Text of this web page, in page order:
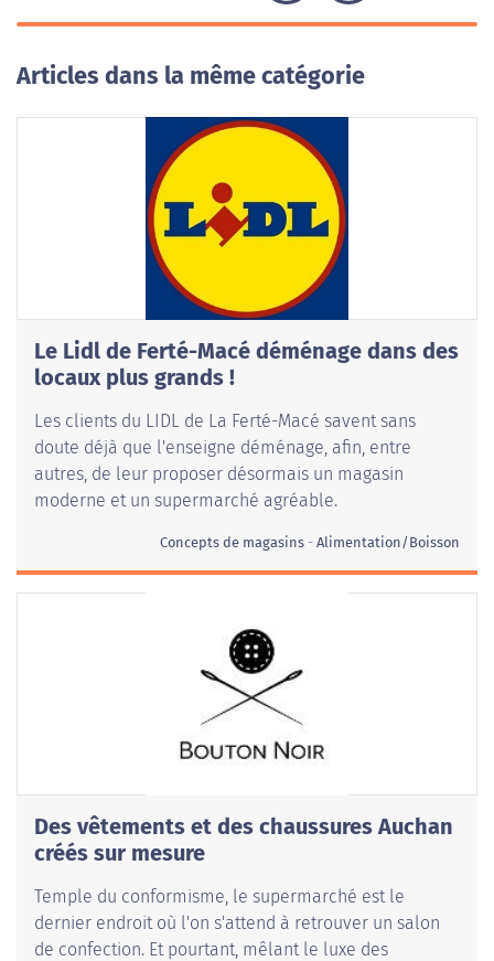
Articles dans la même catégorie
Le Lidl de Ferté-Macé déménage dans des
locaux plus grands !
Les clients du LIDL de La Ferté-Macé savent sans
doute déjà que l'enseigne déménage, afin, entre
autres, de leur proposer désormais un magasin
moderne et un supermarché agréable.
Concepts de magasins Alimentation/Boisson
Des vêtements et des chaussures Auchan
créés sur mesure
Temple du conformisme, le supermarché est le
dernier endroit où l'on s'attend à retrouver un salon
de confection. Et pourtant, mêlant le luxe des